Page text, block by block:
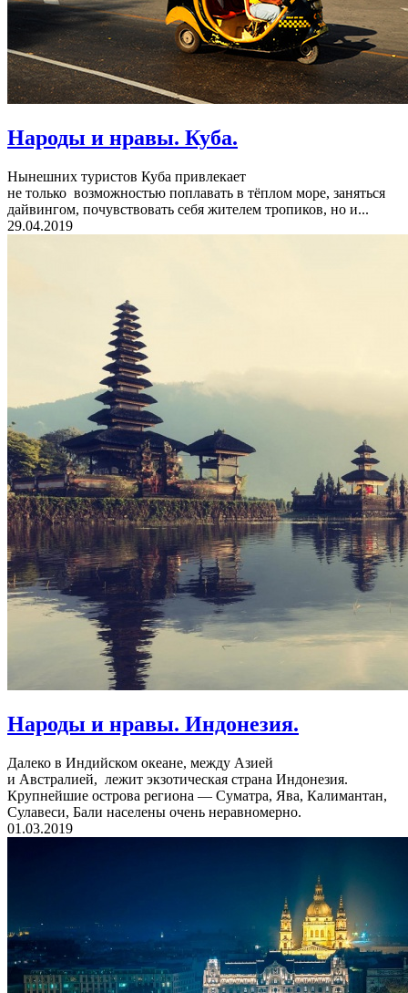
Народы и нравы. Куба.
Нынешних туристов Куба привлекает
не только возможностью поплавать в тёплом море, заняться
дайвингом, почувствовать себя жителем тропиков, но и...
29.04.2019
Народы и нравы. Индонезия.
Далеко в Индийском океане, между Азией
и Австралией, лежит экзотическая страна Индонезия.
Крупнейшие острова региона — Суматра, Ява, Калимантан,
Сулавеси, Бали населены очень неравномерно.
01.03.2019